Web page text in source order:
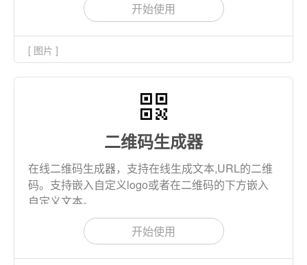
开始使用
[ 图片 ]
二维码生成器
在线二维码生成器，支持在线生成文本,URL的二维
码。支持嵌入自定义logo或者在二维码的下方嵌入
自定义文本。
开始使用